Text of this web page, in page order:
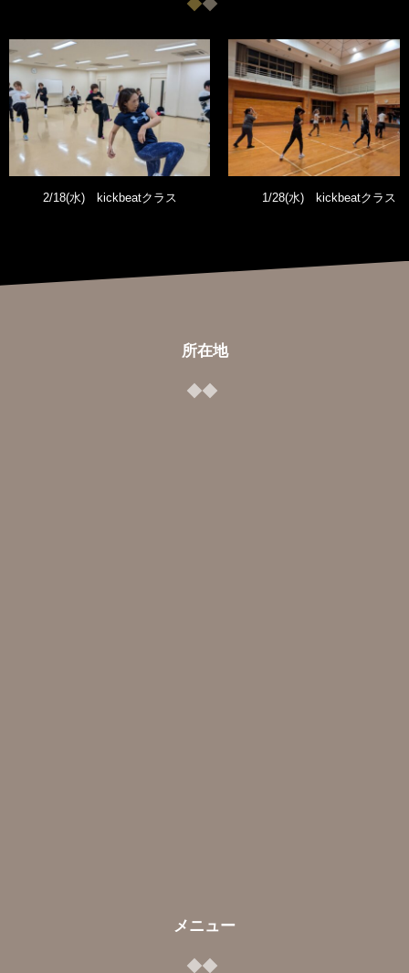
2/18(水) kickbeatクラス 1/28(水) kickbeatクラス
所在地
メニュー